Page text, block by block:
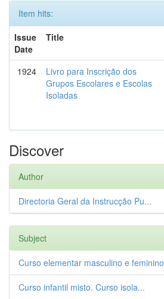
Item hits:
Issue
Date
Title
1924
Livro para Inscrição dos
Grupos Escolares e Escolas
Isoladas
Discover
Author
Directoria Geral da Instrucção Pu...
Subject
Curso elementar masculino e feminino
Curso infantil misto. Curso isola...